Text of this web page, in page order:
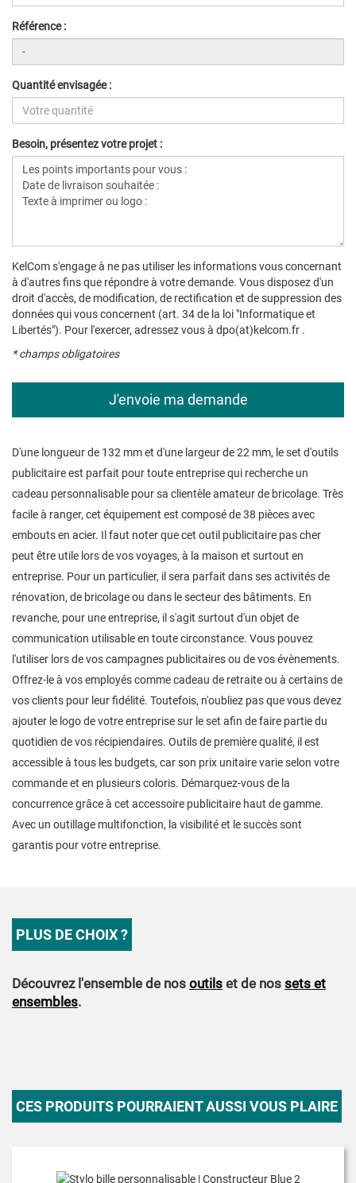
Référence :
Quantité envisagée :
Besoin, présentez votre projet :
KelCom s'engage à ne pas utiliser les informations vous concernant
à d'autres fins que répondre à votre demande. Vous disposez d'un
droit d'accès, de modification, de rectification et de suppression des
données qui vous concernent (art. 34 de la loi "Informatique et
Libertés"). Pour l'exercer, adressez vous à dpo(at)kelcom.fr .
* champs obligatoires
D'une longueur de 132 mm et d'une largeur de 22 mm, le set d'outils
publicitaire est parfait pour toute entreprise qui recherche un
cadeau personnalisable pour sa clientèle amateur de bricolage. Très
facile à ranger, cet équipement est composé de 38 pièces avec
embouts en acier. Il faut noter que cet outil publicitaire pas cher
peut être utile lors de vos voyages, à la maison et surtout en
entreprise. Pour un particulier, il sera parfait dans ses activités de
rénovation, de bricolage ou dans le secteur des bâtiments. En
revanche, pour une entreprise, il s'agit surtout d'un objet de
communication utilisable en toute circonstance. Vous pouvez
l'utiliser lors de vos campagnes publicitaires ou de vos évènements.
Offrez-le à vos employés comme cadeau de retraite ou à certains de
vos clients pour leur fidélité. Toutefois, n'oubliez pas que vous devez
ajouter le logo de votre entreprise sur le set afin de faire partie du
quotidien de vos récipiendaires. Outils de première qualité, il est
accessible à tous les budgets, car son prix unitaire varie selon votre
commande et en plusieurs coloris. Démarquez-vous de la
concurrence grâce à cet accessoire publicitaire haut de gamme.
Avec un outillage multifonction, la visibilité et le succès sont
garantis pour votre entreprise.
PLUS DE CHOIX ?
Découvrez l'ensemble de nos outils et de nos sets et
ensembles.
CES PRODUITS POURRAIENT AUSSI VOUS PLAIRE